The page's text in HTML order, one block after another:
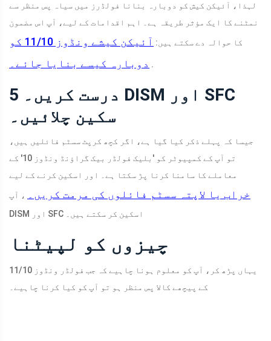
لہذا، آئیکن کیش کو دوبارہ بنانا فولڈرز میں سیاہ پس منظر سے
نمٹنے کا ایک مؤثر طریقہ ہے۔ اہم اقدامات کے لیے، آپ اس مضمون
کا حوالہ دے سکتے ہیں:
آئیکن کیشے ونڈوز 11/10 کو
دوبارہ کیسے بنایا جائے۔ .
5 درست کریں۔ DISM اور SFC
سکین چلائیں۔
جیسا کہ پہلے ذکر کیا گیا ہے، اگر کچھ کرپٹ سسٹم فائلیں ہیں،
تو آپ کے کمپیوٹر کو 'بلیک فولڈر بیک گراؤنڈ ونڈوز 10' کے
معاملے کا سامنا کرنا پڑ سکتا ہے۔ اور اسکین کرنے کے لیے
خراب یا لاپتہ سسٹم فائلوں کی مرمت کریں۔ ، آپ
DISM اور SFC اسکین کر سکتے ہیں۔
چیزوں کو لپیٹنا
یہاں پڑھ کر، آپ کو معلوم ہونا چاہیے کہ جب فولڈر ونڈوز 11/10
کے پیچھے کالا پس منظر ہو تو آپ کو کیا کرنا چاہیے۔